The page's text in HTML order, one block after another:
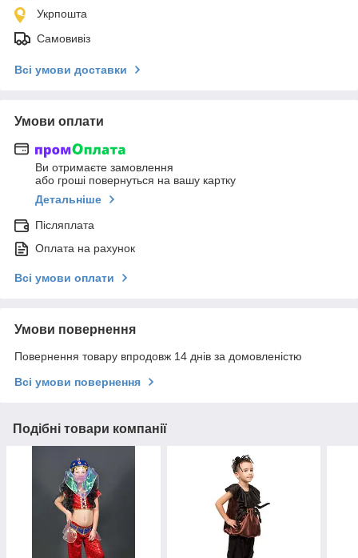
Укрпошта
Самовивіз
Всі умови доставки
Умови оплати
Ви отримаєте замовлення
або гроші повернуться на вашу картку
Детальніше
Післяплата
Оплата на рахунок
Всі умови оплати
Умови повернення
Повернення товару впродовж 14 днів за домовленістю
Всі умови повернення
Подібні товари компанії